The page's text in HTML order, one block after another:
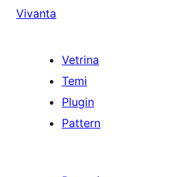
Vivanta
Vetrina
Temi
Plugin
Pattern